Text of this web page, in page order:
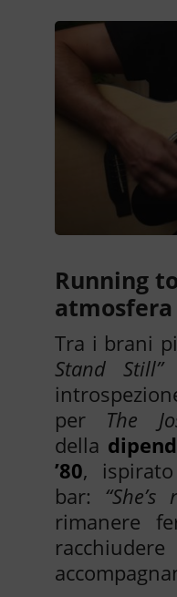
Running
atmosfera
Tra i brani
Stand Still”
per The
della
’80,
bar:
rimanere